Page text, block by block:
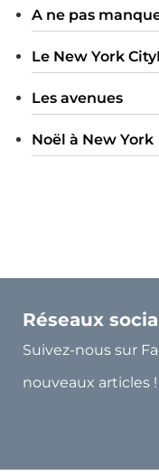
A ne pas
Le New York
Les avenues
Noël à New York
Réseaux
Suivez-nous sur
nouveaux